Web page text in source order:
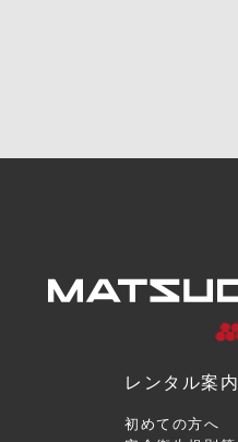
レンタル案内
初めての方へ